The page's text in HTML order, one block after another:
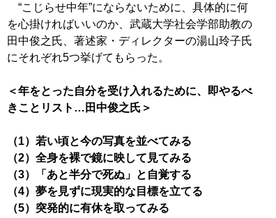
“こじらせ中年”にならないために、具体的に何
を心掛ければいいのか、武蔵大学社会学部助教の
田中俊之氏、著述家・ディレクターの湯山玲子氏
にそれぞれ5つ挙げてもらった。
＜年をとった自分を受け入れるために、即やるべ
きことリスト…田中俊之氏＞
（1）若い頃と今の写真を並べてみる
（2）全身を裸で鏡に映して見てみる
（3）「あと半分で死ぬ」と自覚する
（4）夢を見ずに現実的な目標を立てる
（5）突発的に有休を取ってみる